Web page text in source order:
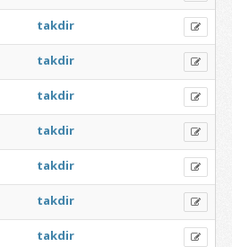
takdir
takdir
takdir
takdir
takdir
takdir
takdir